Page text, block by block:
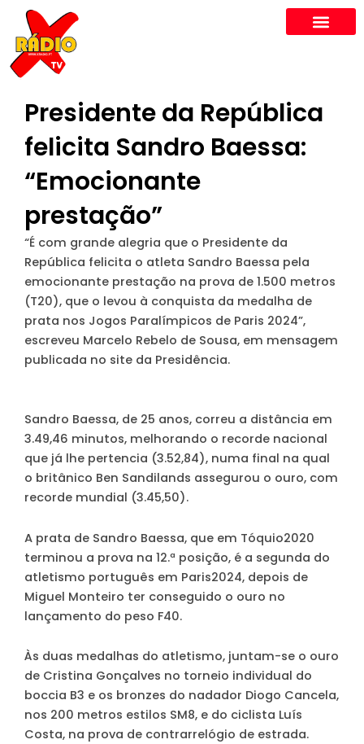
content
Presidente da República
felicita Sandro Baessa:
“Emocionante
prestação”
“É com grande alegria que o Presidente da
República felicita o atleta Sandro Baessa pela
emocionante prestação na prova de 1.500 metros
(T20), que o levou à conquista da medalha de
prata nos Jogos Paralímpicos de Paris 2024”,
escreveu Marcelo Rebelo de Sousa, em mensagem
publicada no site da Presidência.
Sandro Baessa, de 25 anos, correu a distância em
3.49,46 minutos, melhorando o recorde nacional
que já lhe pertencia (3.52,84), numa final na qual
o britânico Ben Sandilands assegurou o ouro, com
recorde mundial (3.45,50).
A prata de Sandro Baessa, que em Tóquio2020
terminou a prova na 12.ª posição, é a segunda do
atletismo português em Paris2024, depois de
Miguel Monteiro ter conseguido o ouro no
lançamento do peso F40.
Às duas medalhas do atletismo, juntam-se o ouro
de Cristina Gonçalves no torneio individual do
boccia B3 e os bronzes do nadador Diogo Cancela,
nos 200 metros estilos SM8, e do ciclista Luís
Costa, na prova de contrarrelógio de estrada.